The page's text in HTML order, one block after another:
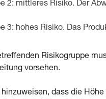
2: mittleres Risiko. Der
3: hohes Risiko. Das
Risikogruppe
vorsehen.
dass die